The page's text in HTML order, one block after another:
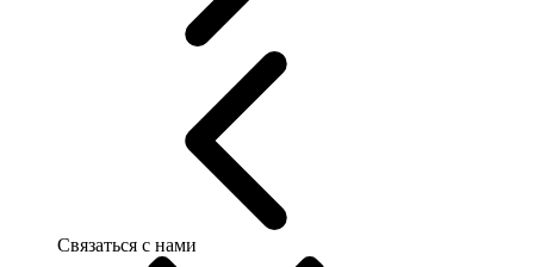
Связаться с нами